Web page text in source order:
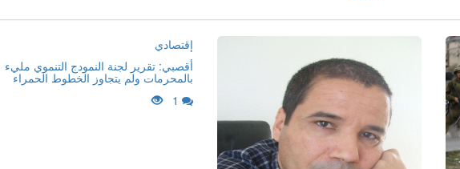
إقتصادي
أقصبي: تقرير لجنة النمودج التنموي مليء
بالمحرمات ولم يتجاوز الخطوط الحمراء